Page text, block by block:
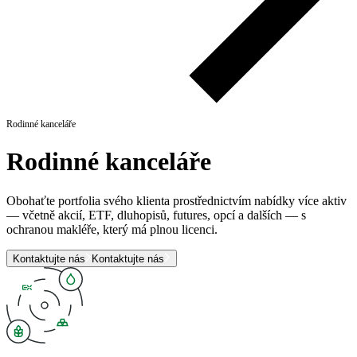
Rodinné kanceláře
Rodinné kanceláře
Obohaťte portfolia svého klienta prostřednictvím nabídky více aktiv
— včetně akcií, ETF, dluhopisů, futures, opcí a dalších — s
ochranou makléře, který má plnou licenci.
Kontaktujte nás Kontaktujte nás